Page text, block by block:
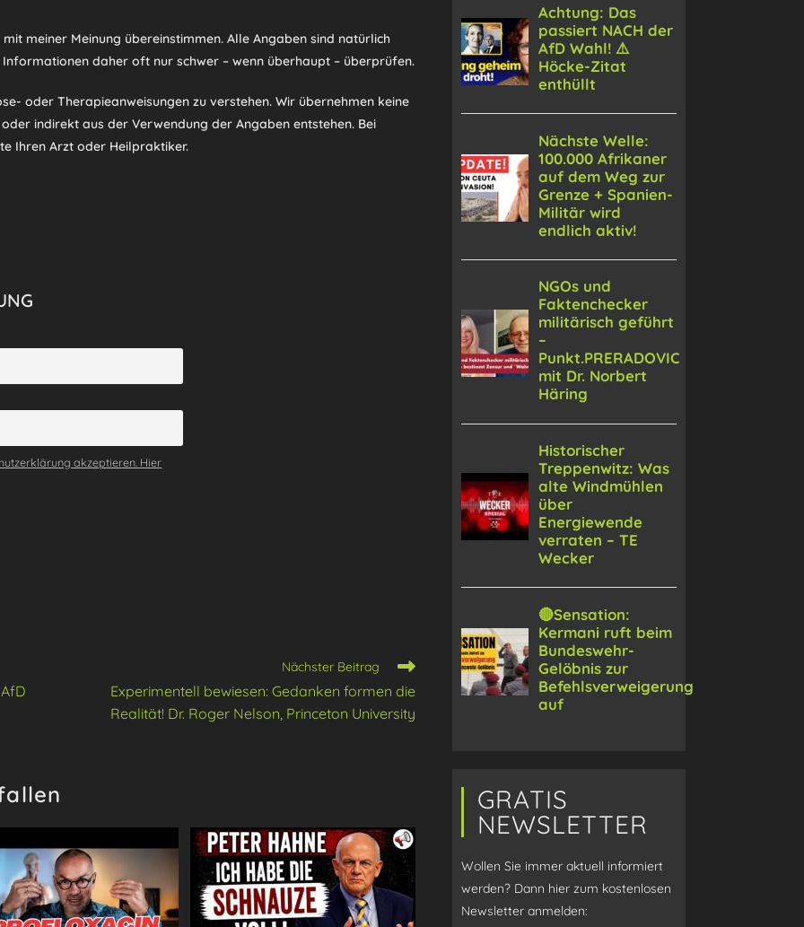
meiner Meinung übereinstimmen. Alle Angaben sind natürlich
daher oft nur schwer – wenn überhaupt – überprüfen.
oder Therapieanweisungen zu verstehen. Wir übernehmen keine
indirekt aus der Verwendung der Angaben entstehen. Bei
Ihren Arzt oder Heilpraktiker.
akzeptieren. Hier
Nächster Beitrag
Experimentell bewiesen: Gedanken formen die
Realität! Dr. Roger Nelson, Princeton University
GRATIS
NEWSLETTER
Wollen Sie immer aktuell informiert
werden? Dann hier zum kostenlosen
Newsletter anmelden: